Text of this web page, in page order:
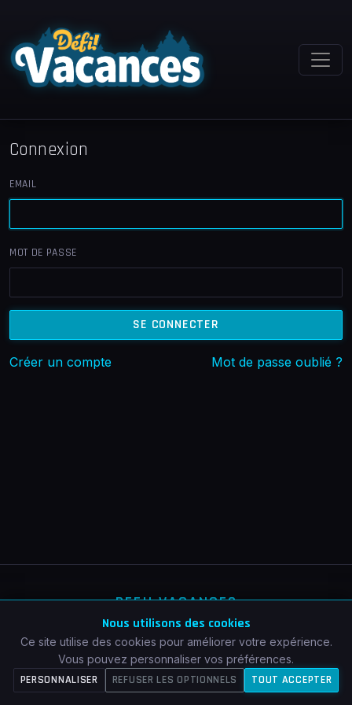
Connexion
EMAIL
MOT DE PASSE
SE CONNECTER
Créer un compte Mot de passe oublié ?
DEFI! VACANCES
© 2026 — Tous droits réservés
Mentions légales Confidentialité Cookies
Nous utilisons des cookies
Ce site utilise des cookies pour améliorer votre expérience.
Vous pouvez personnaliser vos préférences.
PERSONNALISER REFUSER LES OPTIONNELS TOUT ACCEPTER